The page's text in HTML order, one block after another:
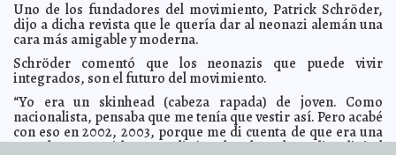
Claudia Sofía Gómez Infante
2016-06-14 07:51:59 Disney abre las puertas en Shangai Jorge Armando León
Borges
2016-06-14 07:20:05 Estadounidense pasará 10 años en la cárcel por
pederastia Carmen Alicia Briceño Sánchez
2016-06-14 07:18:12 Tiroteo en Orlando entorpece la contienda electoral
Claudia Sofía Gómez Infante
2016-06-14 07:14:07 Nueva auditoría para Dilma Rousseff Jorge Armando León
Uno de los fundadores del movimiento, Patrick Schröder,
dijo a dicha revista que le quería dar al neonazi alemán una
cara más amigable y moderna.
Schröder comentó que los neonazis que puede vivir
integrados, son el futuro del movimiento.
“Yo era un skinhead (cabeza rapada) de joven. Como
nacionalista, pensaba que me tenía que vestir así. Pero acabé
con eso en 2002, 2003, porque me di cuenta de que era una
completa estupidez”, explicó Schröder al medio digital